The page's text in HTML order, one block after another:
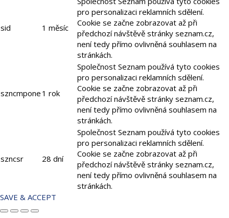
sid 1 měsíc
pro personalizaci reklamních sdělení.
Cookie se začne zobrazovat až při
předchozí návštěvě stránky seznam.cz,
není tedy přímo ovlivněná souhlasem na
stránkách.
szncmpone 1 rok
Společnost Seznam používá tyto cookies
pro personalizaci reklamních sdělení.
Cookie se začne zobrazovat až při
předchozí návštěvě stránky seznam.cz,
není tedy přímo ovlivněná souhlasem na
stránkách.
szncsr 28 dní
Společnost Seznam používá tyto cookies
pro personalizaci reklamních sdělení.
Cookie se začne zobrazovat až při
předchozí návštěvě stránky seznam.cz,
není tedy přímo ovlivněná souhlasem na
stránkách.
SAVE & ACCEPT